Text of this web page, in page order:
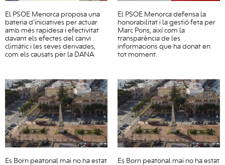
El PSOE Menorca proposa una
bateria d’iniciatives per actuar
amb més rapidesa i efectivitat
davant els efectes del canvi
climàtic i les seves derivades,
com els causats per la DANA
El PSOE Menorca defensa la
honorabilitat i la gestió feta per
Marc Pons, així com la
transparència de les
informacions que ha donat en
tot moment.
Es Born peatonal mai no ha estat
Es Born peatonal mai no ha estat